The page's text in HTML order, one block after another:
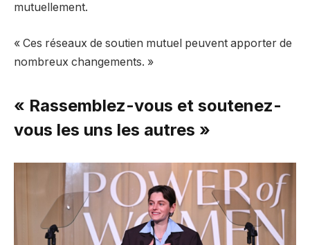
mutuellement.
« Ces réseaux de soutien mutuel peuvent apporter de
nombreux changements. »
« Rassemblez-vous et soutenez-
vous les uns les autres »